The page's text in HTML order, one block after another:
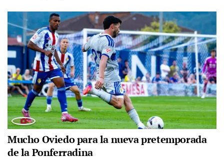
Mucho Oviedo para la nueva pretemporada
de la Ponferradina